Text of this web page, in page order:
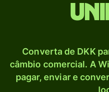
Converta de DKK
câmbio comercial. A
pagar, enviar e